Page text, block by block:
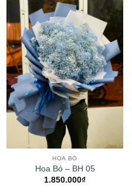
HOA BÓ
Hoa Bó – BH 05
1.850.000₫